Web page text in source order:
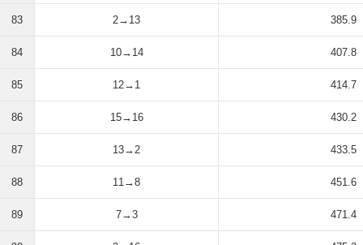
83 2→13 385.9
84 10→14 407.8
85 12→1 414.7
86 15→16 430.2
87 13→2 433.5
88 11→8 451.6
89 7→3 471.4